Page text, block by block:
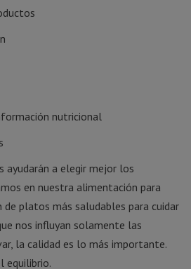
nutricional
ayudarán a elegir mejor los
en nuestra alimentación para
platos más saludables para cuidar
nos influyan solamente las
la calidad es lo más importante.
equilibrio.